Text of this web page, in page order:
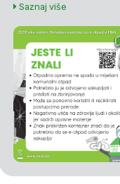
Saznaj više